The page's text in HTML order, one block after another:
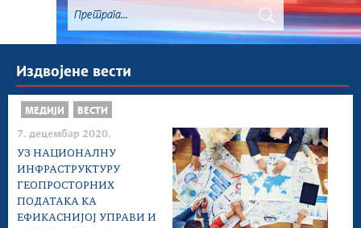
Издвојене вести
МЕДИЈИ ВЕСТИ
7. децембар 2020.
УЗ НАЦИОНАЛНУ
ИНФРАСТРУКТУРУ
ГЕОПРОСТОРНИХ
ПОДАТАКА КА
ЕФИКАСНИЈОЈ УПРАВИ И